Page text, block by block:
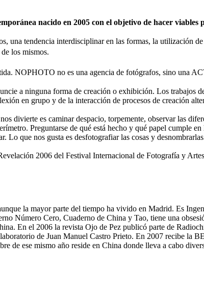
nacido en 2005 con el objetivo de hacer viables
una tendencia interdisciplinar en las formas, la
los mismos.
NOPHOTO no es una agencia de fotógrafos, sino una
a ninguna forma de creación o exhibición. Los trabajos
en grupo y de la interacción de procesos de creación
divierte es caminar despacio, torpemente, observar las
Preguntarse de qué está hecho y qué papel cumple
Lo que nos gusta es desfotografiar las cosas y
2006 del Festival Internacional de Fotografía y
la mayor parte del tiempo ha vivido en Madrid. Es
Número Cero, Cuaderno de China y Tao, tiene una
En el 2006 la revista Ojo de Pez publicó parte de
de Juan Manuel Castro Prieto. En 2007 recibe
de ese mismo año reside en China donde lleva a cabo